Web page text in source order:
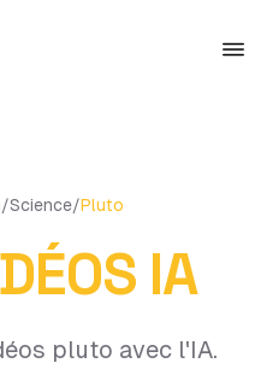
/Science/Pluto
IA
pluto avec l'IA.